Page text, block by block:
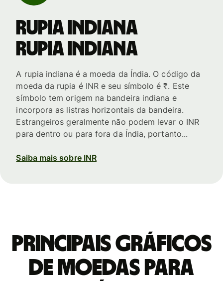
Rupia indiana
Rupia indiana
A rupia indiana é a moeda da Índia. O código da
moeda da rupia é INR e seu símbolo é ₹. Este
símbolo tem origem na bandeira indiana e
incorpora as listras horizontais da bandeira.
Estrangeiros geralmente não podem levar o INR
para dentro ou para fora da Índia, portanto...
Saiba mais sobre INR
Principais gráficos
de moedas para